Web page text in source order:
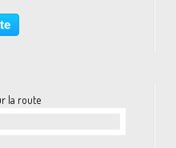
pour tout de suite), je
celle-ci : D'accord,
la route